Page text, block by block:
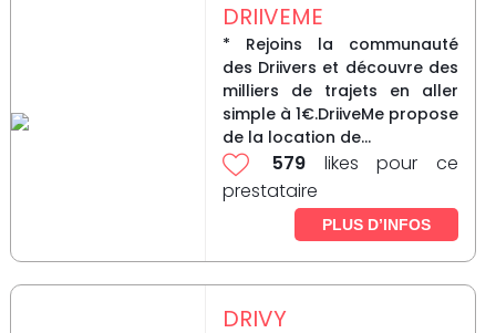
DRIIVEME
* Rejoins la communauté
des Driivers et découvre des
milliers de trajets en aller
simple à 1€.DriiveMe propose
de la location de...
579 likes pour ce
prestataire
PLUS D’INFOS
DRIVY